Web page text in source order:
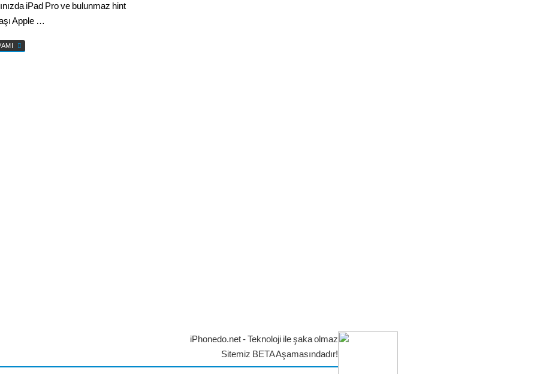
iPad Pro ve bulunmaz hint
Apple …
iPhonedo.net - Teknoloji ile şaka olmaz
Sitemiz BETA Aşamasındadır!